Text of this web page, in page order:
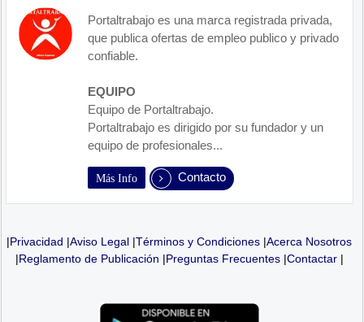
Portaltrabajo es una marca registrada privada,
que publica ofertas de empleo publico y privado
confiable.
EQUIPO
Equipo de Portaltrabajo.
Portaltrabajo es dirigido por su fundador y un
equipo de profesionales...
Más Info Contacto
|Privacidad |Aviso Legal |Términos y Condiciones |Acerca Nosotros
|Reglamento de Publicación |Preguntas Frecuentes|Contactar|